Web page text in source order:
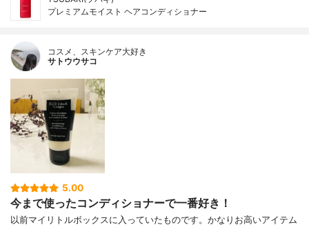
プレミアムモイスト ヘアコンディショナー
コスメ、スキンケア大好き
サトウウサコ
5.00
今まで使ったコンディショナーで一番好き！
以前マイリトルボックスに入っていたものです。かなりお高いアイテム